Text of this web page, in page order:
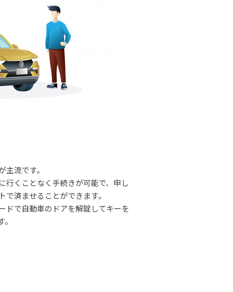
流です。
行くことなく手続きが可能で、申し
済ませることができます。
ドで自動車のドアを解錠してキーを